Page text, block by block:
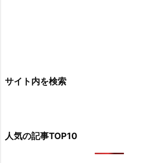
サイト内を検索
人気の記事TOP10